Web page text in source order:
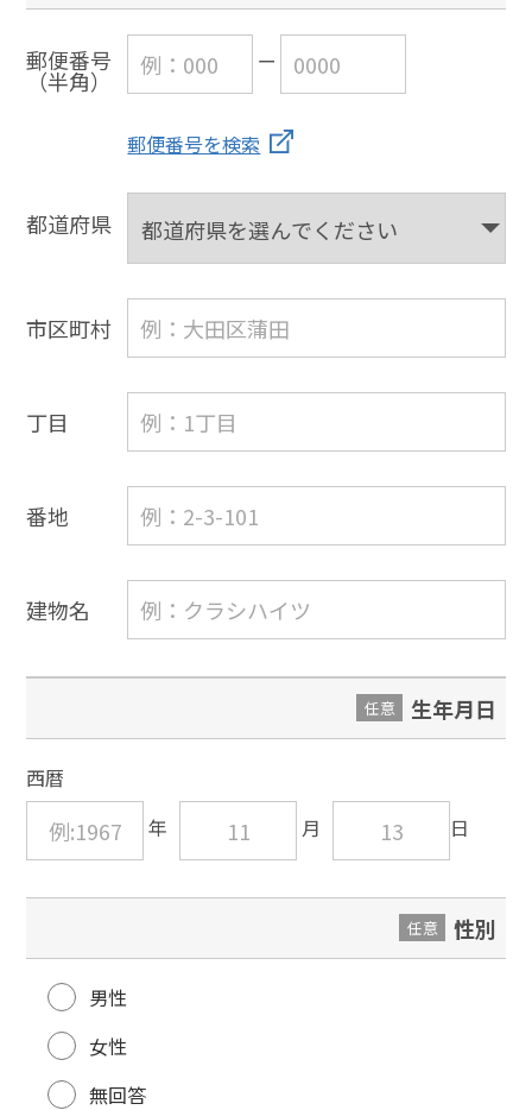
郵便番号
（半角）
郵便番号を検索
都道府県
市区町村
丁目
番地
建物名
生年月日
任意
西暦
性別
任意
男性
女性
無回答